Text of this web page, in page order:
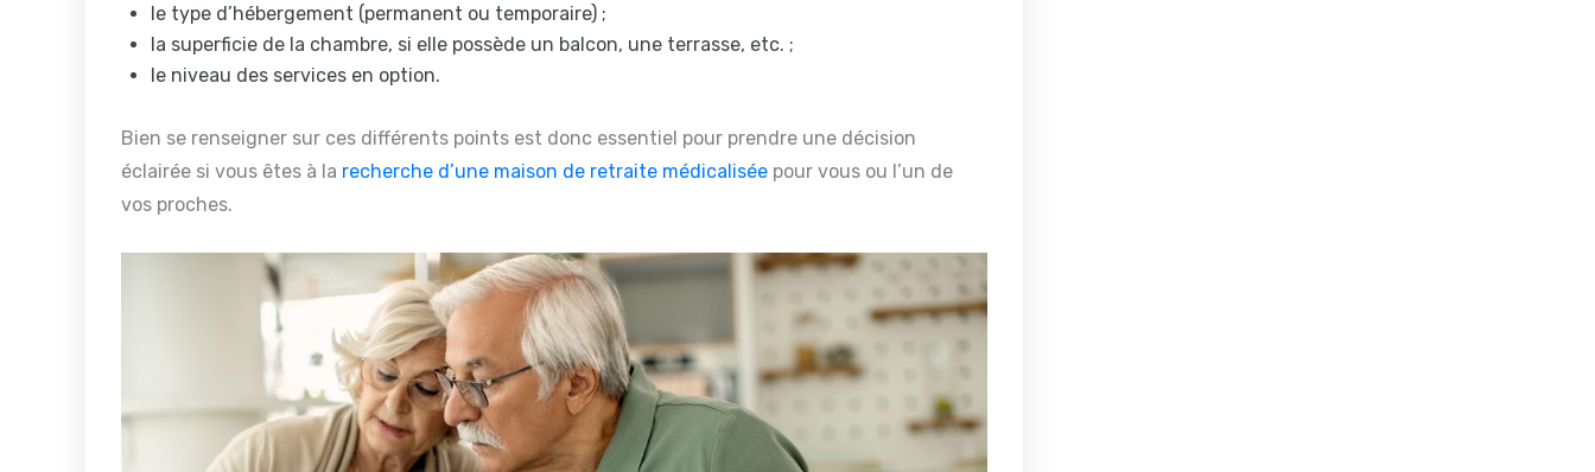
le type d’hébergement (permanent ou temporaire) ;
la superficie de la chambre, si elle possède un balcon, une terrasse, etc. ;
le niveau des services en option.
Bien se renseigner sur ces différents points est donc essentiel pour prendre une décision
éclairée si vous êtes à la recherche d’une maison de retraite médicalisée pour vous ou l’un de
vos proches.